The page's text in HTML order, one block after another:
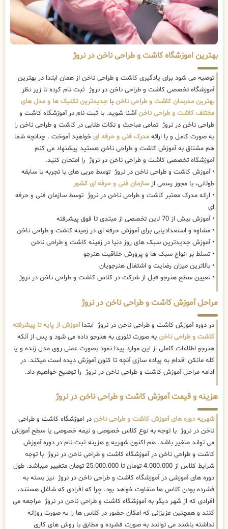
بهترین اموزشگاه کاشت و طراحی ناخن در نروژ
توصیه می شود برای یادگیری کاشت و طراحی ناخن از همان ابتدا در بهترین
آموزشگاه تخصصی کاشت و طراحی ناخن در نروژ ثبت نام کرده تا زیر نظر
بهترین مدرسان کاشت و طراحی ناخن با جدیدترین تکنیک ها و مدل های
مختلف کاشت و طراحی ناخنآشنا شوید. با ثبت نام در آموزشگاه کاشت و
طراحی ناخن در نروژ تمامی مباحث و نکات طلایی در کاشت و طراحی ناخن را
به صورت کامل و با ارائه مدرک فنی و حرفه ای خواهید آموخت . چنانچه شما
هم مشتاق به آموزش کاشت و طراحی ناخن هستید پیشنهاد می کنم
آموزشگاه تخصصی کاشت و طراحی ناخن در نروژ را امتحان کنید.
• آموزش کاشت و طراحی ناخن در نروژ توسط مربی های با تجربه با سابقه
طولانی، با مجوز رسمی ازسازمان فنی و حرفه ای کشور
• ارائه مدرک معتبر کاشت و طراحی ناخن در نروژ توسط سازمان فنی و حرفه
ای
• آموزش بیش از 70 لاین تخصصی از مبتدی تا فوق پیشرفته
• مشاوه و استعدادیابی برای آموزش حرفه ای در زمینه کاشت و طراحی ناخن
• آموزش جدیدترین سبک های روز دنیا در زمینه کاشت و طراحی ناخن
• تسلط بر انواع سبک ها و پرورش خلاقیت هنرجو
• بالاترین میزان رضایت و اشتغال هنرجویان
• تعیین سطح هنرجو قبل از شرکت در کلاس کاشت و طراحی ناخن در نروژ
مراحل آموزش کاشت و طراحی ناخن در نروژ
در دوره آموزش کاشت و طراحی ناخن در نروژ ابتداآموزش از پایه تا پیشرفته
کاشت و طراحی ناخن به صورت تئوری به هنرجو داده می شود و پس از آنکه
هنرجو اطلاعات کاملی از این موارد پیدا نمود بصورت عملی روی مدل زنده و یا
کله مانکن اقدام به پیاده سازی آنچه تا کنون آموزش دیده است میکند. در
ادامه مراحل آموزش کاشت و طراحی ناخن در نروژ را توضیح خواهیم داد.
هزینه و قیمت آموزش کاشت و طراحی ناخن در نروژ
شهریه دوره های آموزش کاشت و طراحی ناخن در اموزشگاه کاشت و طراحی
ناخن در نروژ با توجه به نوع کلاس خصوصی و نیمه خصوصی یا سطح آموزش
می تواند متغیر باشد. هم اکنون شهریه و هزینه ثبت نام در دوره آموزش
کاشت و طراحی ناخن در آموزشگاه کاشت و طراحی ناخن در نروژ با توجه
شرایط کلاس از 4.000.000 تومان تا 25.000.000 تومان متغییر میباشد. طول
دوره های آموزشی در آموزشگاه کاشت و طراحی ناخن در نروژ نیز بسته به
فشرده بودن کلاس ها متفاوت خواهد بود. چرا که افرادی که شاغل هستند،
افرادی که از شهر دیگر به آموزشگاه کاشت و طراحی ناخن در نروژ مراجعه می
کنند و همچنین عزیزانی که امکان حضور در کلاس ها را به صورت روزانه
نداشته باشند می توانند به صورت فشرده و مطابق با روش های کاری